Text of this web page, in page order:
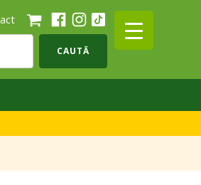
CAUTĂ